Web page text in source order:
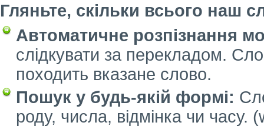
Гляньте, скільки всього наш
Автоматичне розпізнання
слідкувати за перекладом.
походить вказане слово.
Пошук у будь-якій формі:
роду, числа, відмінка чи часу.